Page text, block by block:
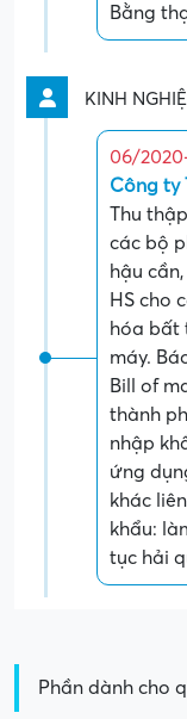
Bằng
KINH
06/
Công ty
Thu
các bộ
hậu
HS cho
hóa bất
máy.
Bill of
thành
nhập
ứng
khác
khẩu:
tục hải
Phần dành cho